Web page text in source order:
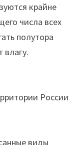
крайне
числа всех
полутора
влагу.
России
виды